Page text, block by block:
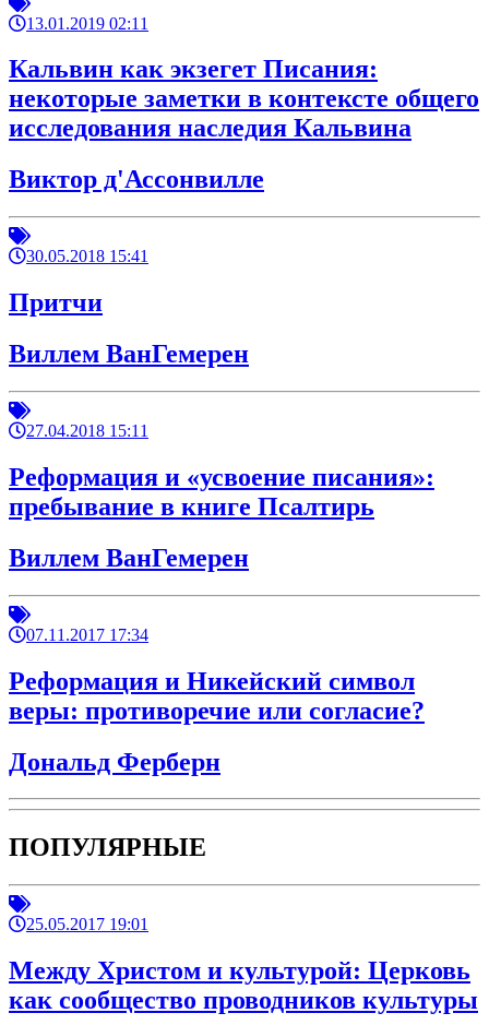
13.01.2019 02:11
Кальвин как экзегет Писания:
некоторые заметки в контексте общего
исследования наследия Кальвина
Виктор д'Ассонвилле
30.05.2018 15:41
Притчи
Виллем ВанГемерен
27.04.2018 15:11
Реформация и «усвоение писания»:
пребывание в книге Псалтирь
Виллем ВанГемерен
07.11.2017 17:34
Реформация и Никейский символ
веры: противоречие или согласие?
Дональд Ферберн
ПОПУЛЯРНЫЕ
25.05.2017 19:01
Между Христом и культурой: Церковь
как сообщество проводников культуры